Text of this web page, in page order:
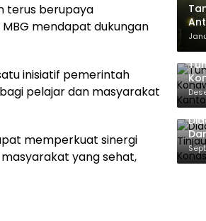
terus berupaya
mendapat dukungan
inisiatif pemerintah
pelajar dan masyarakat
memperkuat sinergi
yang sehat,